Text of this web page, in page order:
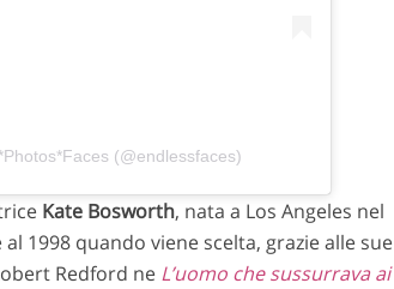
(@endlessfaces)
Kate Bosworth, nata a Los Angeles nel
1998 quando viene scelta, grazie alle sue
Redford ne L’uomo che sussurrava ai